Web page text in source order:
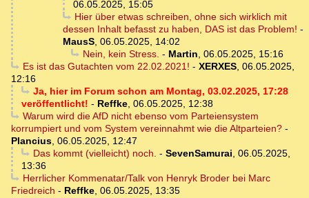
06.05.2025, 15:05
Hier über etwas schreiben, ohne sich wirklich mit
dessen Inhalt befasst zu haben, DAS ist das Problem! -
MausS, 06.05.2025, 14:02
Nein, kein Stress. - Martin, 06.05.2025, 15:16
Es ist das Gutachten vom 22.02.2021! - XERXES, 06.05.2025,
12:16
Ja, hier im Forum schon am Montag, 03.02.2025, 17:28
veröffentlicht! - Reffke, 06.05.2025, 12:38
Warum wird die AfD nicht ebenso vom Parteiensystem
korrumpiert und vom System vereinnahmt wie die Altparteien? -
Plancius, 06.05.2025, 12:47
Das kommt (vielleicht) noch. - SevenSamurai, 06.05.2025,
13:36
Herrlicher Kommenatar/Talk von Henryk Broder bei Marc
Friedreich - Reffke, 06.05.2025, 13:35